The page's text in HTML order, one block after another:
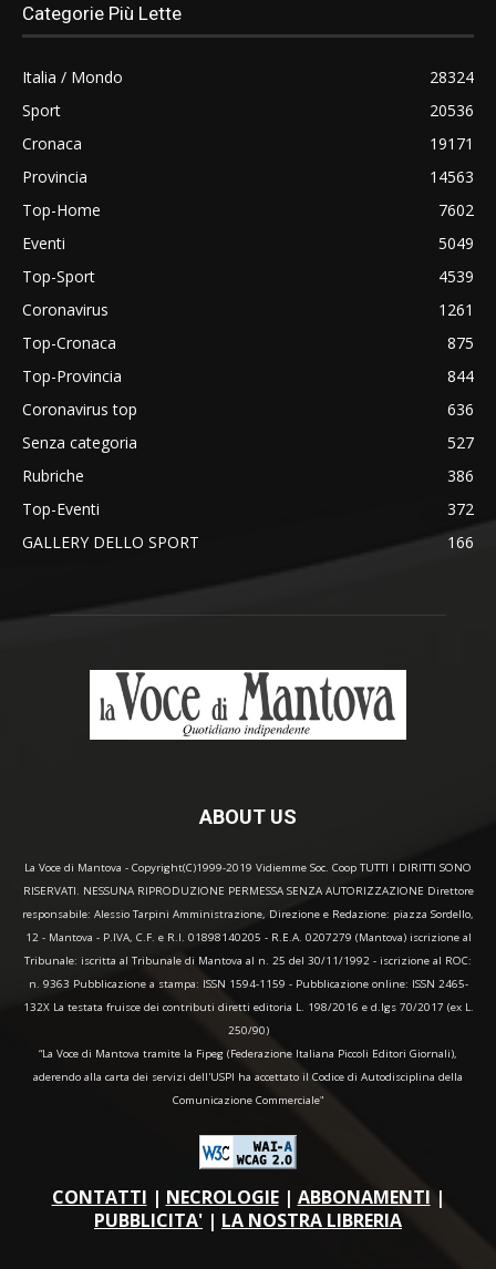
Categorie Più Lette
Italia / Mondo
28324
Sport
20536
Cronaca
19171
Provincia
14563
Top-Home
7602
Eventi
5049
Top-Sport
4539
Coronavirus
1261
Top-Cronaca
875
Top-Provincia
844
Coronavirus top
636
Senza categoria
527
Rubriche
386
Top-Eventi
372
GALLERY DELLO SPORT
166
ABOUT US
La Voce di Mantova - Copyright(C)1999-2019 Vidiemme Soc. Coop TUTTI I DIRITTI SONO
RISERVATI. NESSUNA RIPRODUZIONE PERMESSA SENZA AUTORIZZAZIONE Direttore
responsabile: Alessio Tarpini Amministrazione, Direzione e Redazione: piazza Sordello,
12 - Mantova - P.IVA, C.F. e R.I. 01898140205 - R.E.A. 0207279 (Mantova) iscrizione al
Tribunale: iscritta al Tribunale di Mantova al n. 25 del 30/11/1992 - iscrizione al ROC:
n. 9363 Pubblicazione a stampa: ISSN 1594-1159 - Pubblicazione online: ISSN 2465-
132X La testata fruisce dei contributi diretti editoria L. 198/2016 e d.lgs 70/2017 (ex L.
250/90)
“La Voce di Mantova tramite la Fipeg (Federazione Italiana Piccoli Editori Giornali),
aderendo alla carta dei servizi dell'USPI ha accettato il Codice di Autodisciplina della
Comunicazione Commerciale"
CONTATTI | NECROLOGIE| ABBONAMENTI |
PUBBLICITA' | LA NOSTRA LIBRERIA